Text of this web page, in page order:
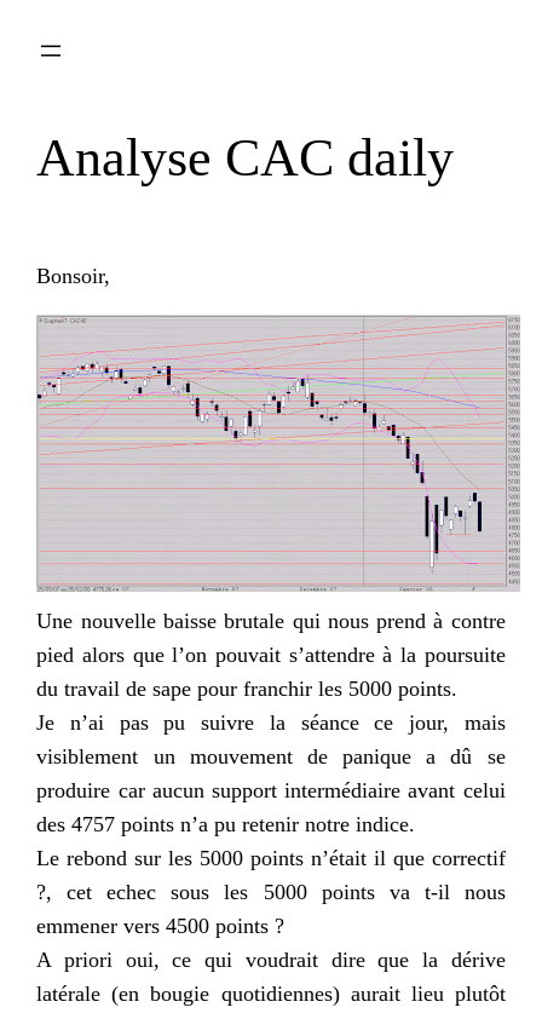
Analyse CAC daily
Bonsoir,
Une nouvelle baisse brutale qui nous prend à contre
pied alors que l’on pouvait s’attendre à la poursuite
du travail de sape pour franchir les 5000 points.
Je n’ai pas pu suivre la séance ce jour, mais
visiblement un mouvement de panique a dû se
produire car aucun support intermédiaire avant celui
des 4757 points n’a pu retenir notre indice.
Le rebond sur les 5000 points n’était il que correctif
?, cet echec sous les 5000 points va t-il nous
emmener vers 4500 points ?
A priori oui, ce qui voudrait dire que la dérive
latérale (en bougie quotidiennes) aurait lieu plutôt